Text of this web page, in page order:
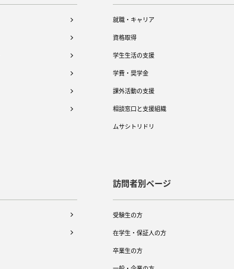
就職・キャリア
資格取得
学生生活の支援
学費・奨学金
課外活動の支援
相談窓口と支援組織
ムサシトリドリ
訪問者別ページ
受験生の方
在学生・保証人の方
卒業生の方